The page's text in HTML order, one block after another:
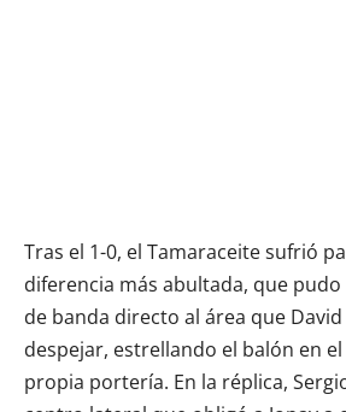
Tras el 1-0, el Tamaraceite sufrió
diferencia más abultada, que
de banda directo al área que
despejar, estrellando el balón en
propia portería. En la réplica,